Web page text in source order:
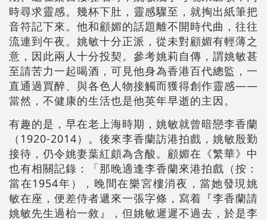
時尋求靈感。幾杯下肚，靈感驟至，就掏出紙筆把
音符記下來。他和顧媚的話題離不開時代曲，往往
流連到午夜。姚敏十分正派，從未對顧媚有輕薄之
意，因此兩人十分投契。參考姚莉自傳，謂姚敏甚
至請苦力一起喝酒，可見他身為香港百代總監，一
直通過買醉、與各色人物接觸而獲得創作靈感――
當然，不健康的生活也是他英年早逝的主因。
有趣的是，早在老上海時期，姚敏就曾暗戀李香蘭
（1920-2014）。後來李香蘭訪港拍戲，姚敏殷勤
接待，仍令姚妻葉紅頗為含酸。顧媚在《繁華》中
也有相關記錄：「那晚適逢李香蘭來港拍戲（按：
當在1954年），晚間在樂宮樓消夜，當她發現姚
敏在座，便差侍者遞來一張字條，寫着『李香蘭請
姚敏先生過枱一敘』，但姚敏遲遲不過去，於是李